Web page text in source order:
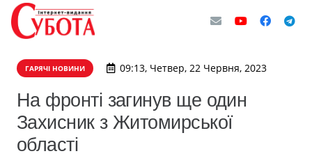
ГАРЯЧІ НОВИНИ 09:13, Четвер, 22 Червня, 2023
На фронті загинув ще один
Захисник з Житомирської
області